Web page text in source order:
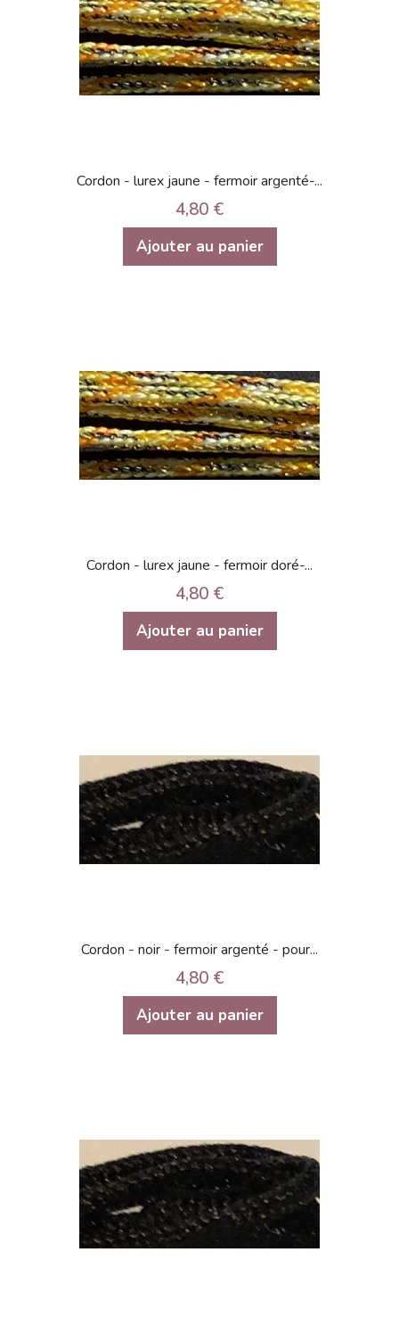
Cordon - lurex jaune - fermoir argenté-...
4,80 €
Ajouter au panier
Cordon - lurex jaune - fermoir doré-...
4,80 €
Ajouter au panier
Cordon - noir - fermoir argenté - pour...
4,80 €
Ajouter au panier